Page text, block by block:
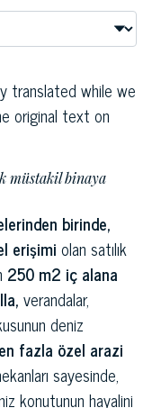
translated while we
original text on
müstakil binaya
birinde,
erişimiolan satılık
250 m2 iç alana
verandalar,
deniz
fazla özel arazi
sayesinde,
konutunun hayalini